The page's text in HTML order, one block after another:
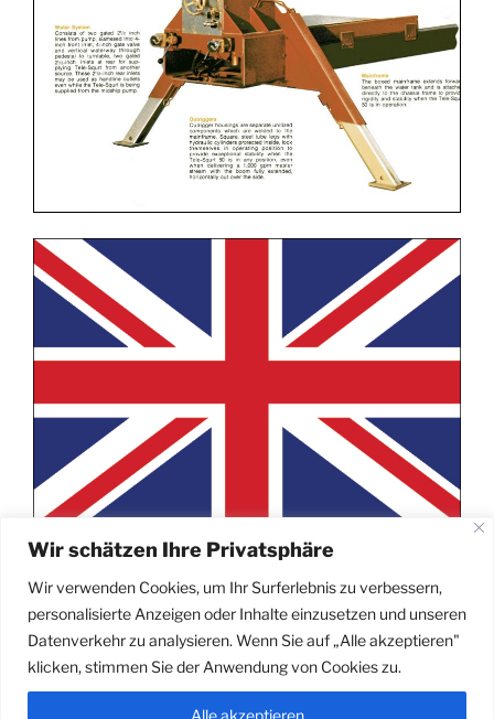
Wir schätzen Ihre Privatsphäre
Wir verwenden Cookies, um Ihr Surferlebnis zu verbessern,
personalisierte Anzeigen oder Inhalte einzusetzen und unseren
Datenverkehr zu analysieren. Wenn Sie auf „Alle akzeptieren"
klicken, stimmen Sie der Anwendung von Cookies zu.
Alle akzeptieren
English Version